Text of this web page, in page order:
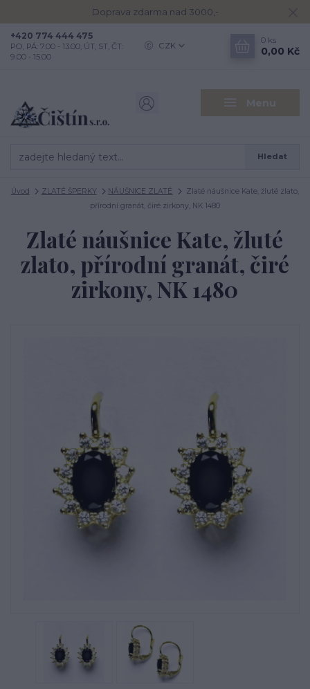
Doprava zdarma nad 3000,-
Menu
CZK
Hledat
+420 774 444 475
PO, PÁ: 7.00 - 13.00, ÚT, ST, ČT:
9.00 - 15.00
0 ks
0,00 Kč
Úvod ZLATÉ ŠPERKY NÁUŠNICE ZLATÉ
Zlaté náušnice Kate, žluté zlato,
přírodní granát, čiré zirkony, NK 1480
Zlaté náušnice Kate, žluté
zlato, přírodní granát, čiré
zirkony, NK 1480